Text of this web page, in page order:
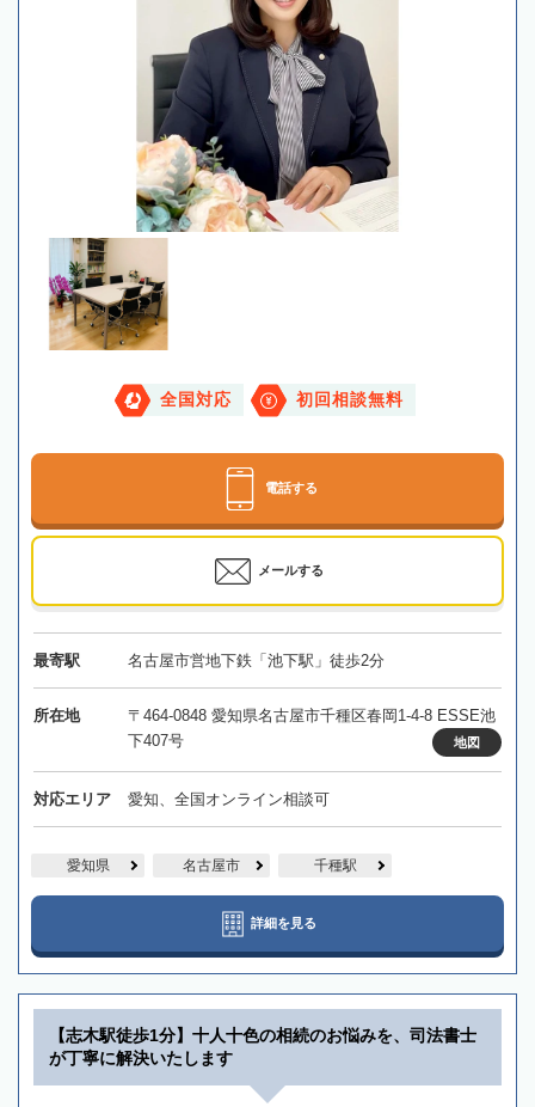
全国対応 初回相談無料
電話する
メールする
最寄駅 名古屋市営地下鉄「池下駅」徒歩2分
所在地
〒464-0848 愛知県名古屋市千種区春岡1-4-8 ESSE池
下407号
地図
対応エリア 愛知、全国オンライン相談可
愛知県 名古屋市 千種駅
詳細を見る
【志木駅徒歩1分】十人十色の相続のお悩みを、司法書士
が丁寧に解決いたします